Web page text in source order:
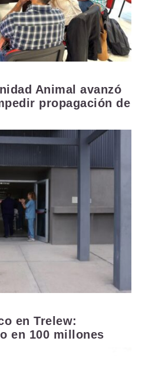
Animal avanzó
propagación de
en Trelew:
en 100 millones